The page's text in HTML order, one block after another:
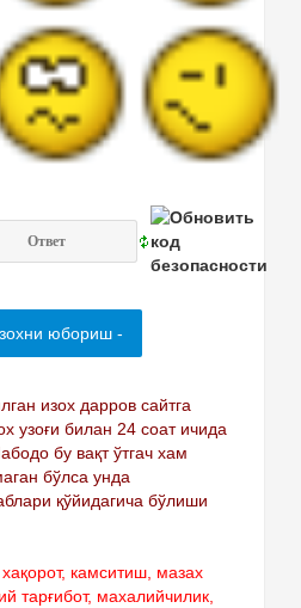
изох дарров сайтга
узоғи билан 24 соат ичида
бу вақт ўтгач хам
бўлса унда
қўйидагича бўлиши
камситиш, мазах
тарғибот, махалийчилик,